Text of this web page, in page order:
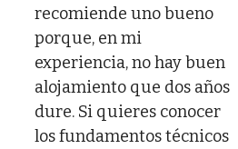
recomiende uno bueno
porque, en mi
experiencia, no hay buen
alojamiento que dos años
dure. Si quieres conocer
los fundamentos técnicos